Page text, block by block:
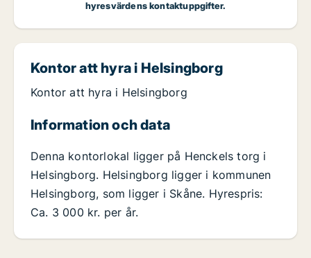
hyresvärdens kontaktuppgifter.
Kontor att hyra i Helsingborg
Kontor att hyra i Helsingborg
Information och data
Denna kontorlokal ligger på Henckels torg i
Helsingborg. Helsingborg ligger i kommunen
Helsingborg, som ligger i Skåne. Hyrespris:
Ca. 3 000 kr. per år.